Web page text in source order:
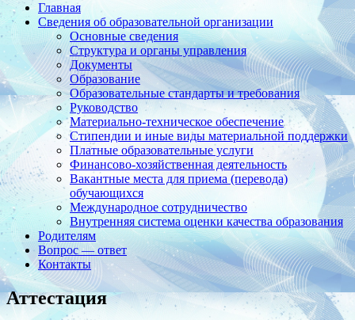
Главная
Сведения об образовательной организации
Основные сведения
Структура и органы управления
Документы
Образование
Образовательные стандарты и требования
Руководство
Материально-техническое обеспечение
Стипендии и иные виды материальной поддержки
Платные образовательные услуги
Финансово-хозяйственная деятельность
Вакантные места для приема (перевода)
обучающихся
Международное сотрудничество
Внутренняя система оценки качества образования
Родителям
Вопрос — ответ
Контакты
Аттестация